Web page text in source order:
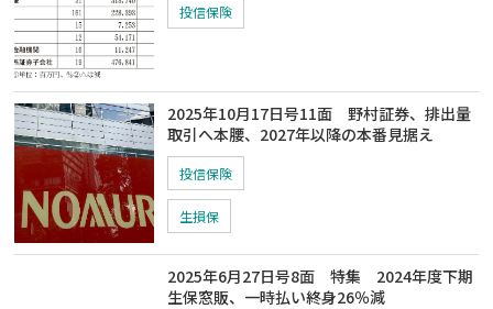
投信保険
2025年10月17日号11面 野村証券、排出量
取引へ本腰、2027年以降の本番見据え
投信保険
生損保
2025年6月27日号8面 特集 2024年度下期
生保窓販、一時払い終身26％減